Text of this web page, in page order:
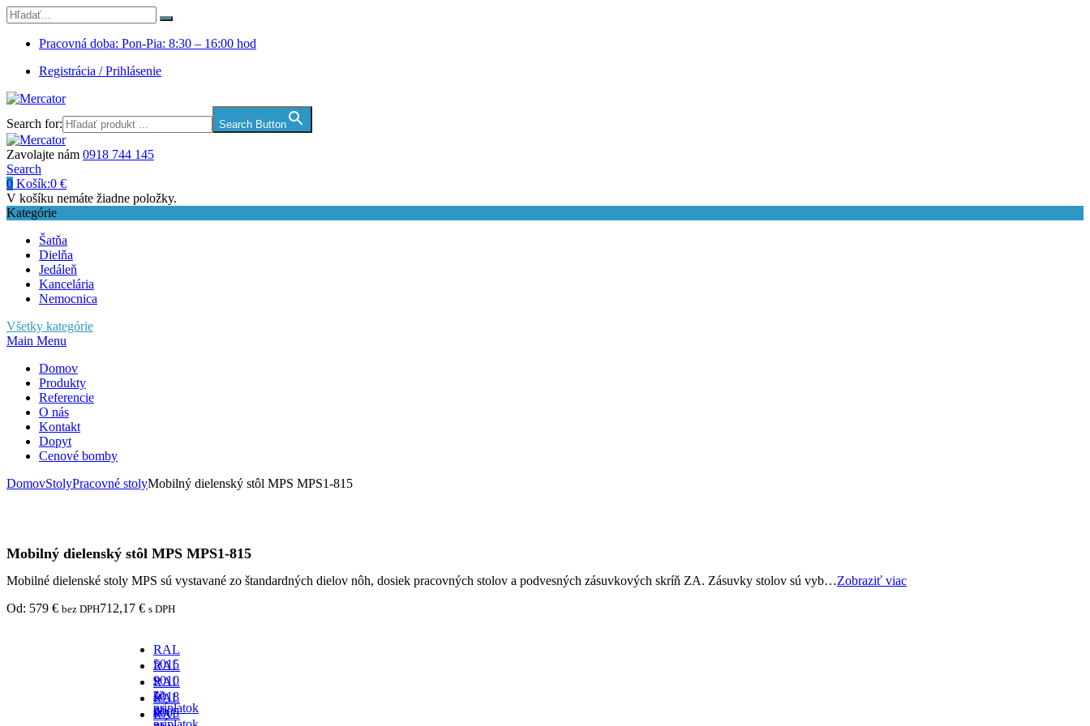
Pracovná doba: Pon-Pia: 8:30 – 16:00 hod
Registrácia / Prihlásenie
Search for: Search Button
Zavolajte nám 0918 744 145
Search
0 Košík:0 €
V košíku nemáte žiadne položky.
Kategórie
Šatňa
Dielňa
Jedáleň
Kancelária
Nemocnica
Všetky kategórie
Main Menu
Domov
Produkty
Referencie
O nás
Kontakt
Dopyt
Cenové bomby
DomovStolyPracovné stolyMobilný dielenský stôl MPS MPS1-815
Mobilný dielenský stôl MPS MPS1-815
Mobilné dielenské stoly MPS sú vystavané zo štandardných dielov nôh, dosiek pracovných stolov a podvesných zásuvkových skríň ZA. Zásuvky stolov sú vyb…Zobraziť viac
Od: 579 € bez DPH712,17 € s DPH
RAL
5015
-
za
príplatok
RAL
9010
-
za
RAL
5018
-
RAL
9005
RAL